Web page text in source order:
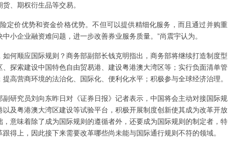
、期权衍生品等交易。
定价优势和资金价格优势。不但可以提供精细化服务，而且通过并购重
小企业融资难问题，进一步改善券业服务质量。”尚震宇认为。
何顺应国际规则？商务部副部长钱克明指出，商务部将继续打造制度型
探索建设中国特色自由贸易港、建设粤港澳大湾区等；实行负面清单管
高营商环境的法治化、国际化、便利化水平；积极参与全球经济治理。
研究员刘向东昨日对《证券日报》记者表示，中国将会主动对接国际规
及粤港澳大湾区建设等试验平台，积极开展制度创新使其成为改革开放
意味着除了成为国际规则的遵循者外，还要成为国际规则的制定者，特
得上，因此接下来需要改革哪些尚未能与国际通行规则不符的领域。